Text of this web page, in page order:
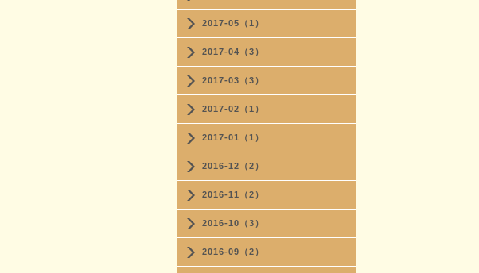
2017-05（1）
2017-04（3）
2017-03（3）
2017-02（1）
2017-01（1）
2016-12（2）
2016-11（2）
2016-10（3）
2016-09（2）